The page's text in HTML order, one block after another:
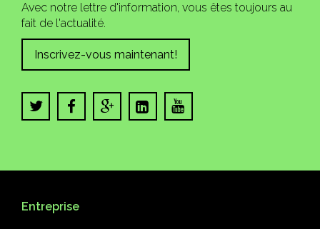
Avec notre lettre d'information, vous êtes toujours au
fait de l'actualité.
Inscrivez-vous maintenant!
Entreprise